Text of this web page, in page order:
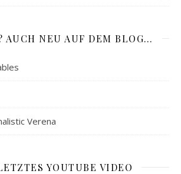
AUCH NEU AUF DEM BLOG…
Verena
YOUTUBE VIDEO